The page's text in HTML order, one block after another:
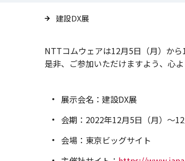
建設DX展
NTTコムウェアは12月5日（月）か
是非、ご参加いただけますよう、心よ
展示会名：建設DX展
会期：2022年12月5日（月）～12
会場：東京ビッグサイト